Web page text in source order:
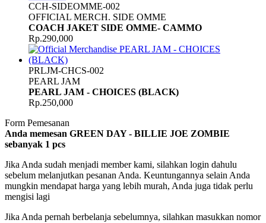
CCH-SIDEOMME-002
OFFICIAL MERCH. SIDE OMME
COACH JAKET SIDE OMME- CAMMO
Rp.290,000
PRLJM-CHCS-002
PEARL JAM
PEARL JAM - CHOICES (BLACK)
Rp.250,000
Form Pemesanan
Anda memesan GREEN DAY - BILLIE JOE ZOMBIE
sebanyak 1 pcs
Jika Anda sudah menjadi member kami, silahkan login dahulu
sebelum melanjutkan pesanan Anda. Keuntungannya selain Anda
mungkin mendapat harga yang lebih murah, Anda juga tidak perlu
mengisi lagi
Jika Anda pernah berbelanja sebelumnya, silahkan masukkan nomor